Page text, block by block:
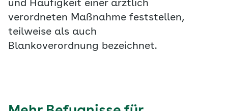
und Häufigkeit einer ärztlich
verordneten Maßnahme feststellen,
teilweise als auch
Blankoverordnung bezeichnet.